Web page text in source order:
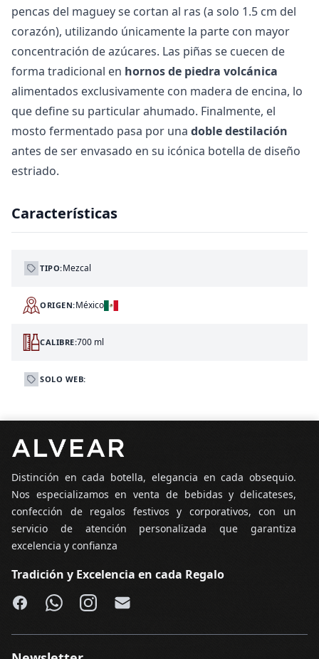
pencas del maguey se cortan al ras (a solo 1.5 cm del
corazón), utilizando únicamente la parte con mayor
concentración de azúcares. Las piñas se cuecen de
forma tradicional en hornos de piedra volcánica
alimentados exclusivamente con madera de encina, lo
que define su particular ahumado. Finalmente, el
mosto fermentado pasa por una doble destilación
antes de ser envasado en su icónica botella de diseño
estriado.
Características
TIPO:Mezcal
ORIGEN:México
CALIBRE:700 ml
SOLO WEB:
Distinción en cada botella, elegancia en cada obsequio.
Nos especializamos en venta de bebidas y delicateses,
confección de regalos festivos y corporativos, con un
servicio de atención personalizada que garantiza
excelencia y confianza
Tradición y Excelencia en cada Regalo
Facebook
WhatsApp
Instagram
Email